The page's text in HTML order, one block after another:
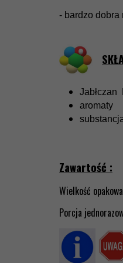
- bardzo dobra
Jabłczan
aromaty
Zawartość :
Wielkość
Porcja